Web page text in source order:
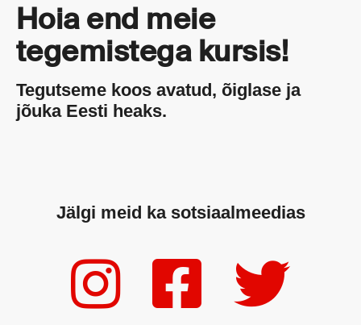
Hoia end meie
tegemistega kursis!
Tegutseme koos avatud, õiglase ja
jõuka Eesti heaks.
Jälgi meid ka sotsiaalmeedias